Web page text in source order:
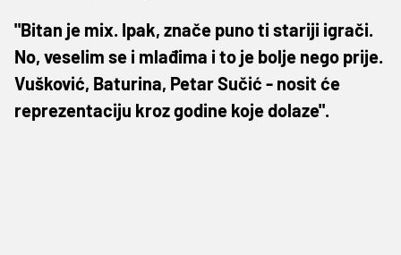
"Bitan je mix. Ipak, znače puno ti stariji igrači.
No, veselim se i mlađima i to je bolje nego prije.
Vušković, Baturina, Petar Sučić - nosit će
reprezentaciju kroz godine koje dolaze".